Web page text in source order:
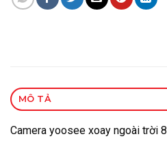
MÔ TẢ
Camera yoosee xoay ngoài trời